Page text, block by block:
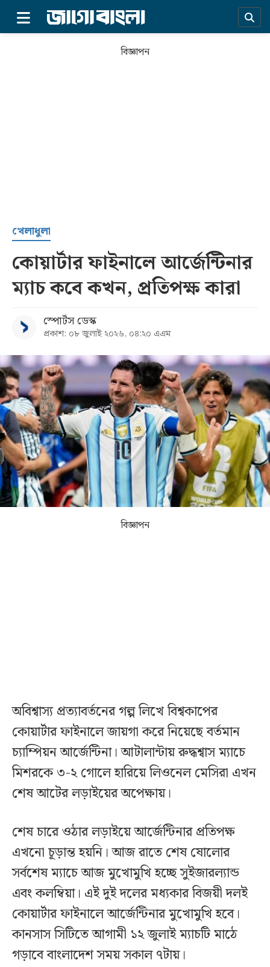
সর্বশেষ
বিভাগ
আর্কাইভ
কনভার্টার
বিজ্ঞাপন
খেলাধুলা
কোয়ার্টার ফাইনালে আর্জেন্টিনার
ম্যাচ কবে কখন, প্রতিপক্ষ কারা
স্পোর্টস ডেস্ক
প্রকাশ: ০৮ জুলাই ২০২৬, ০৪:২০ এএম
বিজ্ঞাপন
অবিশ্বাস্য প্রত্যাবর্তনের গল্প লিখে বিশ্বকাপের
কোয়ার্টার ফাইনালে জায়গা করে নিয়েছে বর্তমান
চ্যাম্পিয়ন আর্জেন্টিনা। আটালান্টায় রুদ্ধশ্বাস ম্যাচে
মিশরকে ৩-২ গোলে হারিয়ে লিওনেল মেসিরা এখন
শেষ আটের লড়াইয়ের অপেক্ষায়।
শেষ চারে ওঠার লড়াইয়ে আর্জেন্টিনার প্রতিপক্ষ
এখনো চূড়ান্ত হয়নি। আজ রাতে শেষ ষোলোর
সর্বশেষ ম্যাচে আজ মুখোমুখি হচ্ছে সুইজারল্যান্ড
এবং কলম্বিয়া। এই দুই দলের মধ্যকার বিজয়ী দলই
কোয়ার্টার ফাইনালে আর্জেন্টিনার মুখোমুখি হবে।
কানসাস সিটিতে আগামী ১২ জুলাই ম্যাচটি মাঠে
গড়াবে বাংলাদেশ সময় সকাল ৭টায়।